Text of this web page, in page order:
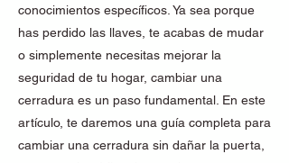
conocimientos específicos. Ya sea porque
has perdido las llaves, te acabas de mudar
o simplemente necesitas mejorar la
seguridad de tu hogar, cambiar una
cerradura es un paso fundamental. En este
artículo, te daremos una guía completa para
cambiar una cerradura sin dañar la puerta,